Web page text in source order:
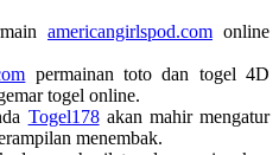
americangirlspod.com online
permainan toto dan togel 4D
togel online.
Togel178akan mahir mengatur
menembak.